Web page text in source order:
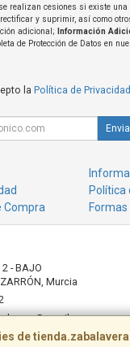
de
realizan cesiones si existe
rectificar y suprimir, así como
adicional;
Información
de Protección de Datos en
la Política de Privacidad
Política
Compra
- BAJO
Murcia